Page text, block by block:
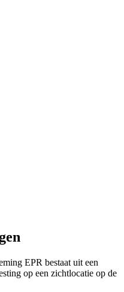
EPR bestaat uit een
op een zichtlocatie op de